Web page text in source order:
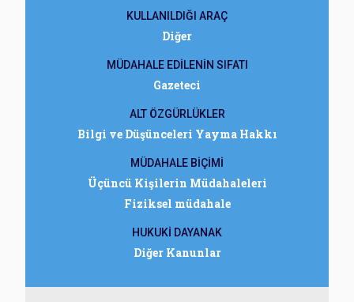
KULLANILDIĞI ARAÇ
Diğer
MÜDAHALE EDİLENİN SIFATI
Gazeteci
ALT ÖZGÜRLÜKLER
Bilgi ve Düşünceleri Yayma Hakkı
MÜDAHALE BİÇİMİ
Üçüncü Kişilerin Müdahaleleri
Fiziksel müdahale
HUKUKİ DAYANAK
Diğer Kanunlar